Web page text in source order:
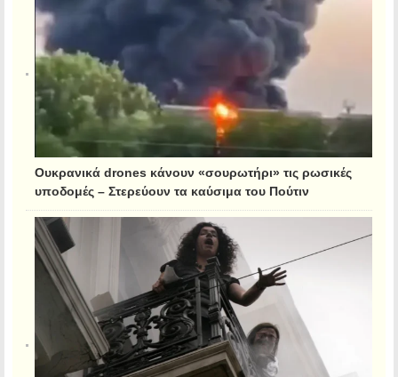
Ουκρανικά drones κάνουν «σουρωτήρι» τις ρωσικές
υποδομές – Στερεύουν τα καύσιμα του Πούτιν